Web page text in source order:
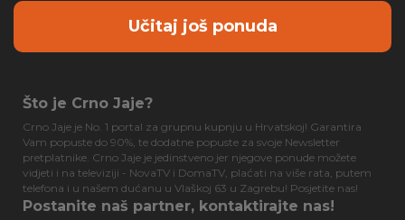
Učitaj još ponuda
Što je Crno Jaje?
Crno Jaje je No. 1 portal za grupnu kupnju u Hrvatskoj! Garantira
Vam popuste do 90%, te dodatne popuste za svoje Newsletter
pretplatnike. Crno Jaje je jedinstveno jer njegove ponude možete
vidjeti i na televiziji - NovaTV i DomaTV, plaćati na više rata, putem
telefona i u našem dućanu u Vlaškoj 63 u Zagrebu! Posjetite nas!
Postanite naš partner, kontaktirajte nas!